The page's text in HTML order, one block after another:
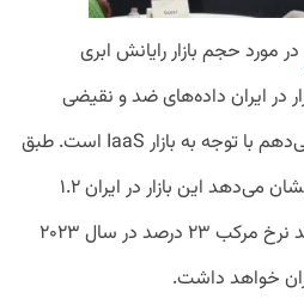
در مورد حجم بازار رایانش ابری
در ایران داده‌های ضد و نقیضی
وجود دارد. اطلاعاتی که من می‌دهم با توجه به بازار IaaS است. طبق
تخمین‌های ما در سال ۲۰۲۲ نشان می‌دهد این بازار در ایران ۱.۲
میلیارد دلار حجم دارد و با رشد نرخ مرکب ۲۳ درصد در سال ۲۰۲۳